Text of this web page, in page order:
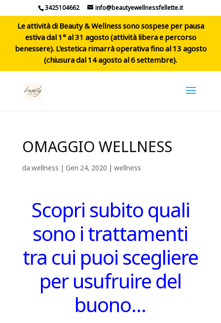
3425104662 info@beautyewellnessfellette.it
Le attività di Beauty & Wellness sono sospese per pausa
estiva dal 1° al 31 agosto (attività libera e percorso
benessere). L'estetica rimarrà operativa fino al 13 agosto
(chiusura dal 14 agosto al 6 settembre).
OMAGGIO WELLNESS
dawellness | Gen 24, 2020 | wellness
Scopri subito quali
sono i trattamenti
tra cui puoi scegliere
per usufruire del
buono…